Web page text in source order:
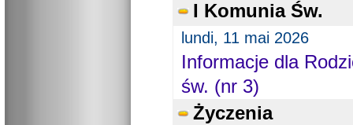
I Komunia Św.
lundi, 11 mai 2026
Informacje dla
św. (nr 3)
Życzenia